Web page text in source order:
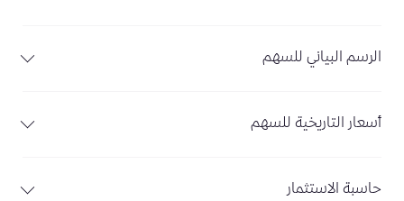
الرسم البياني للسهم
أسعار التاريخية للسهم
حاسبة الاستثمار